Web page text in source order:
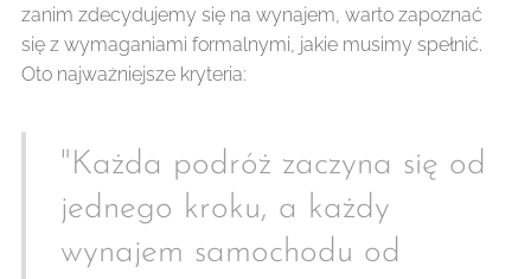
zanim zdecydujemy się na wynajem, warto zapoznać
się z wymaganiami formalnymi, jakie musimy spełnić.
Oto najważniejsze kryteria:
"Każda podróż zaczyna się od
jednego kroku, a każdy
wynajem samochodu od